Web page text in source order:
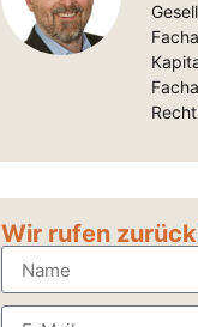
Wir rufen